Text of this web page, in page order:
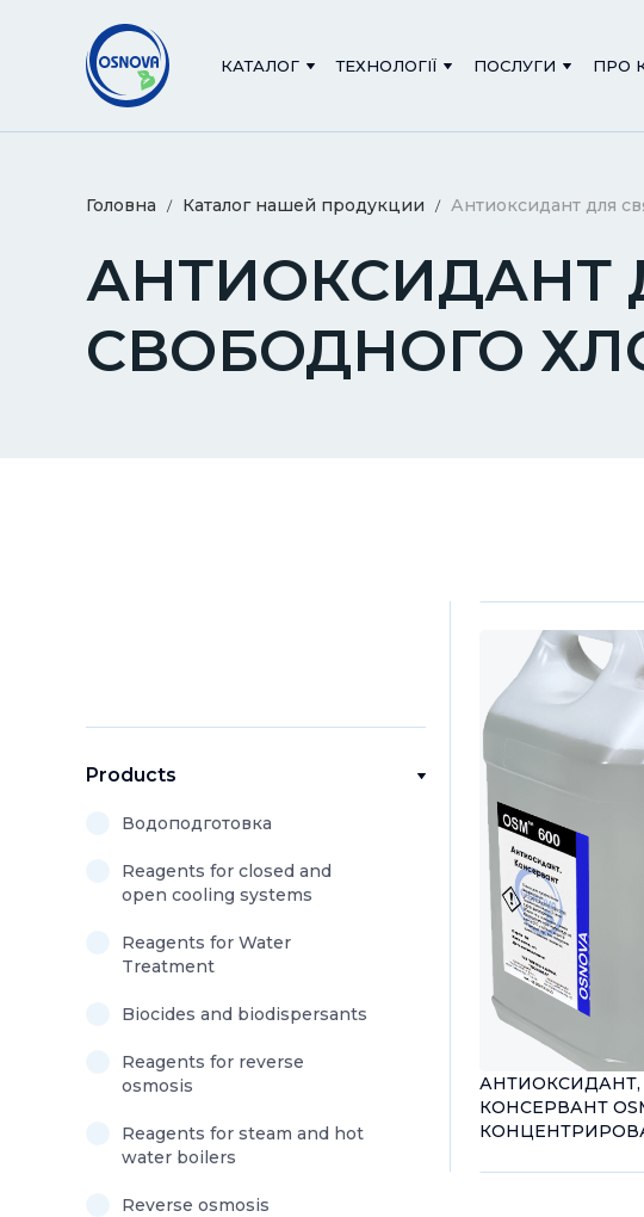
КАТАЛОГ ТЕХНОЛОГІЇ ПОСЛУГИ ПРО
Головна Каталог нашей продукции Антиоксидант для
АНТИОКСИДАНТ
СВОБОДНОГО
Products
Водоподготовка
Reagents for closed and
open cooling systems
Reagents for Water
Treatment
Biocides and biodispersants
Reagents for reverse
osmosis
Reagents for steam and hot
water boilers
Reverse osmosis
АНТИОКСИДАНТ,
КОНСЕРВАНТ